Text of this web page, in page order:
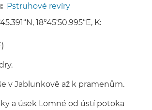
Pstruhové revíry
18°45‘50.995“E, K:
v Jablunkově až k pramenům.
a úsek Lomné od ústí potoka